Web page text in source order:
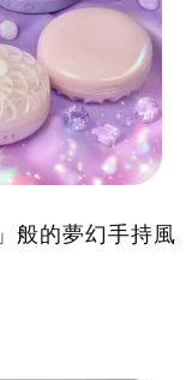
般的夢幻手持風